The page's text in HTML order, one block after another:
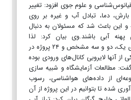
و علوم جوی افزود: تغییر
بارش، دما، تبادل آب و غیره بر روی
و این باعث شد که مسئولان به دنبال
پهنه آبی باشند.وی بیان کرد: لذا
پروژه‌هایی با اولویت‌بندی یک، دو و سه مشخص و ۲۴ پروژه در
آنها لایروبی کانال‌های ورودی بوده
مطالعات آزمایشگاه و شبیه سازی
از داده‌های هواشناسی، رسوب
شده تا بتوانیم در این پروژه از آن